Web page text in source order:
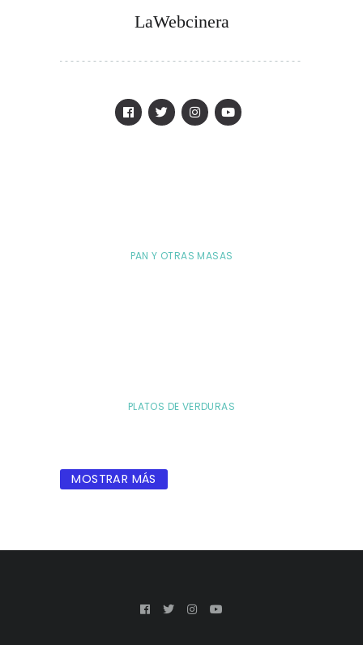
LaWebcinera
PAN Y OTRAS MASAS
PLATOS DE VERDURAS
MOSTRAR MÁS